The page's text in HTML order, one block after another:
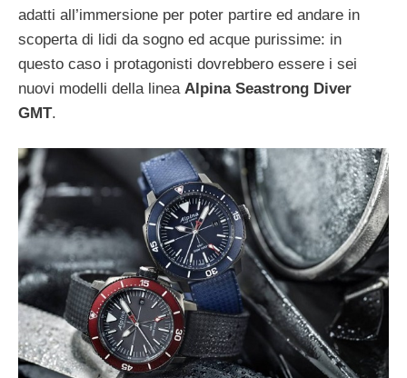
adatti all’immersione per poter partire ed andare in
scoperta di lidi da sogno ed acque purissime: in
questo caso i protagonisti dovrebbero essere i sei
nuovi modelli della linea Alpina Seastrong Diver
GMT.